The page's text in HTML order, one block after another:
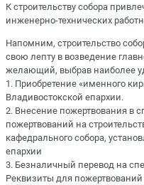
К строительству собора
инженерно-технических
Напомним, строительство
свою лепту в возведение
желающий, выбрав наиболее
1. Приобретение «именного
Владивостокской епархии.
2. Внесение пожертвования в
пожертвований на
кафедрального собора,
епархии
3. Безналичный перевод на
Реквизиты для пожертвований